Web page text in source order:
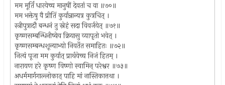
मम मूर्तिं धारयेच्च मानुषीं देवतां च वा ॥७०॥
मम भक्तेषु वै प्रीतिं कुर्यान्नान्यत्र कुत्रचित् ।
स्त्रीपुत्रादौ बन्धनं तु स्नेहं सदा विवर्जयेत् ॥७१॥
कृष्णसम्बन्धिनीष्वेव क्रियासु व्यापृतो भवेत् ।
कृष्णसम्बन्धशून्याभ्यो निवर्तेत समाहितः ॥७२॥
नित्यं पूजा मम कुर्यात् प्रार्थयेच्च निजं हितम् ।
नारायण हरे कृष्ण विष्णो स्वामिन् परेश्वर ॥७३॥
अधर्ममार्गगाल्लोकात् पाहि मां नास्तिकात्तथा ।